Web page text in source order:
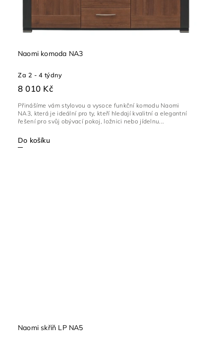
Naomi komoda NA3
Za 2 - 4 týdny
8 010 Kč
Do košíku
Přinášíme vám stylovou a vysoce funkční komodu Naomi
NA3, která je ideální pro ty, kteří hledají kvalitní a elegantní
řešení pro svůj obývací pokoj, ložnici nebo jídelnu...
Naomi skříň LP NA5